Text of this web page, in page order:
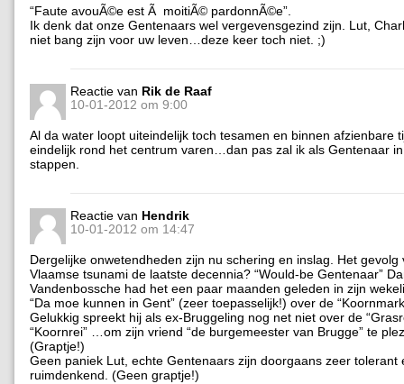
“Faute avouÃ©e est Ã moitiÃ© pardonnÃ©e”.
Ik denk dat onze Gentenaars wel vergevensgezind zijn. Lut,
niet bang zijn voor uw leven…deze keer toch niet. ;)
Reactie van Rik de Raaf
10-01-2012 om 9:00
Al da water loopt uiteindelijk toch tesamen en binnen afzienbare
eindelijk rond het centrum varen…dan pas zal ik als Gentenaar
stappen.
Reactie van Hendrik
10-01-2012 om 14:47
Dergelijke onwetendheden zijn nu schering en inslag. Het gevolg
Vlaamse tsunami de laatste decennia? “Would-be Gentenaar”
Vandenbossche had het een paar maanden geleden in zijn
“Da moe kunnen in Gent” (zeer toepasselijk!) over de
Gelukkig spreekt hij als ex-Bruggeling nog net niet over de
“Koornrei” …om zijn vriend “de burgemeester van Brugge” te
(Graptje!)
Geen paniek Lut, echte Gentenaars zijn doorgaans zeer tolerant
ruimdenkend. (Geen graptje!)